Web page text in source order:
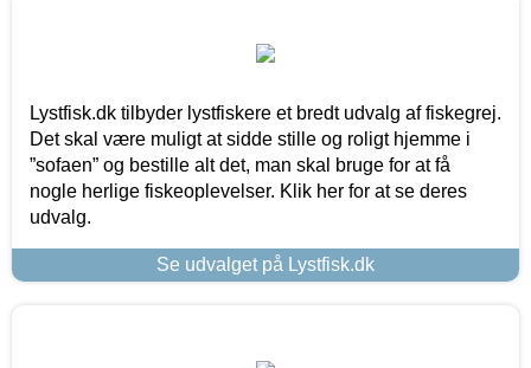
Lystfisk.dk tilbyder lystfiskere et bredt udvalg af fiskegrej.
Det skal være muligt at sidde stille og roligt hjemme i
”sofaen” og bestille alt det, man skal bruge for at få
nogle herlige fiskeoplevelser. Klik her for at se deres
udvalg.
Se udvalget på Lystfisk.dk